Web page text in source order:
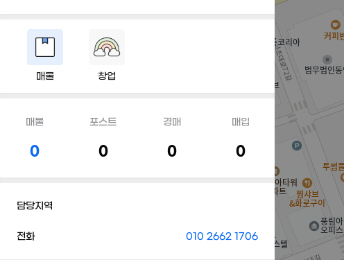
매물 창업
매물
0
포스트
0
경매
0
매입
0
담당지역
전화 010 2662 1706